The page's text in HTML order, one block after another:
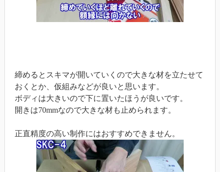
締めるとスキマが開いていくので大きな材を立たせて
おくとか、仮組みなどが良いと思います。
ボディは大きいので下に置いたほうが良いです。
開きは70mmなので大きな材も止められます。
正直精度の高い制作にはおすすめできません。